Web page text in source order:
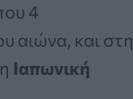
4
αιώνα, και στη
Ιαπωνική